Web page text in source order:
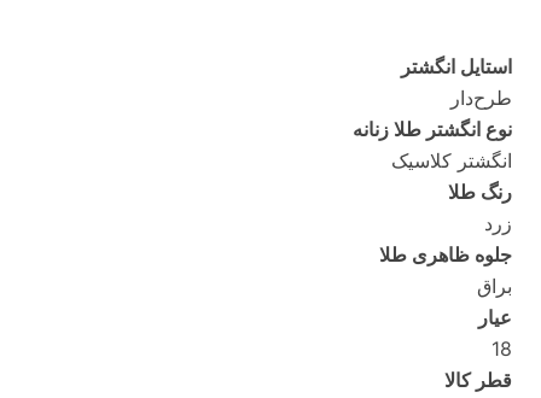
استایل انگشتر
طرح‌دار
نوع انگشتر طلا زنانه
انگشتر کلاسیک
رنگ طلا
زرد
جلوه ظاهری طلا
براق
عیار
18
قطر کالا